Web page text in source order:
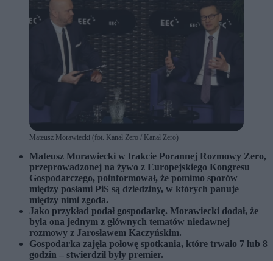
Mateusz Morawiecki (fot. Kanał Zero / Kanał Zero)
Mateusz Morawiecki w trakcie Porannej Rozmowy Zero,
przeprowadzonej na żywo z Europejskiego Kongresu
Gospodarczego, poinformował, że pomimo sporów
między posłami PiS są dziedziny, w których panuje
między nimi zgoda.
Jako przykład podał gospodarkę. Morawiecki dodał, że
była ona jednym z głównych tematów niedawnej
rozmowy z Jarosławem Kaczyńskim.
Gospodarka zajęła połowę spotkania, które trwało 7 lub 8
godzin – stwierdził były premier.